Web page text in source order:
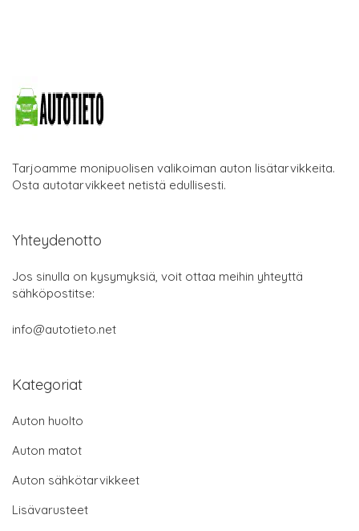
Tarjoamme monipuolisen valikoiman auton lisätarvikkeita.
Osta autotarvikkeet netistä edullisesti.
Yhteydenotto
Jos sinulla on kysymyksiä, voit ottaa meihin yhteyttä
sähköpostitse:
info@autotieto.net
Kategoriat
Auton huolto
Auton matot
Auton sähkötarvikkeet
Lisävarusteet